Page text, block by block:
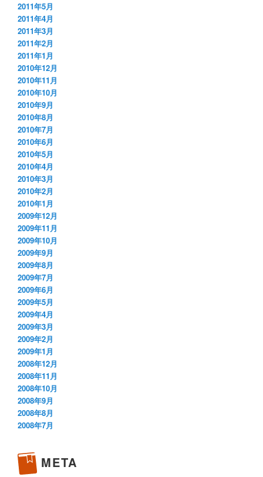
2011年5月
2011年4月
2011年3月
2011年2月
2011年1月
2010年12月
2010年11月
2010年10月
2010年9月
2010年8月
2010年7月
2010年6月
2010年5月
2010年4月
2010年3月
2010年2月
2010年1月
2009年12月
2009年11月
2009年10月
2009年9月
2009年8月
2009年7月
2009年6月
2009年5月
2009年4月
2009年3月
2009年2月
2009年1月
2008年12月
2008年11月
2008年10月
2008年9月
2008年8月
2008年7月
META